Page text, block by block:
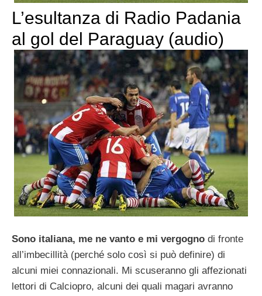
L’esultanza di Radio Padania
al gol del Paraguay (audio)
Sono italiana, me ne vanto e mi vergogno di fronte
all’imbecillità (perché solo così si può definire) di
alcuni miei connazionali. Mi scuseranno gli affezionati
lettori di Calciopro, alcuni dei quali magari avranno